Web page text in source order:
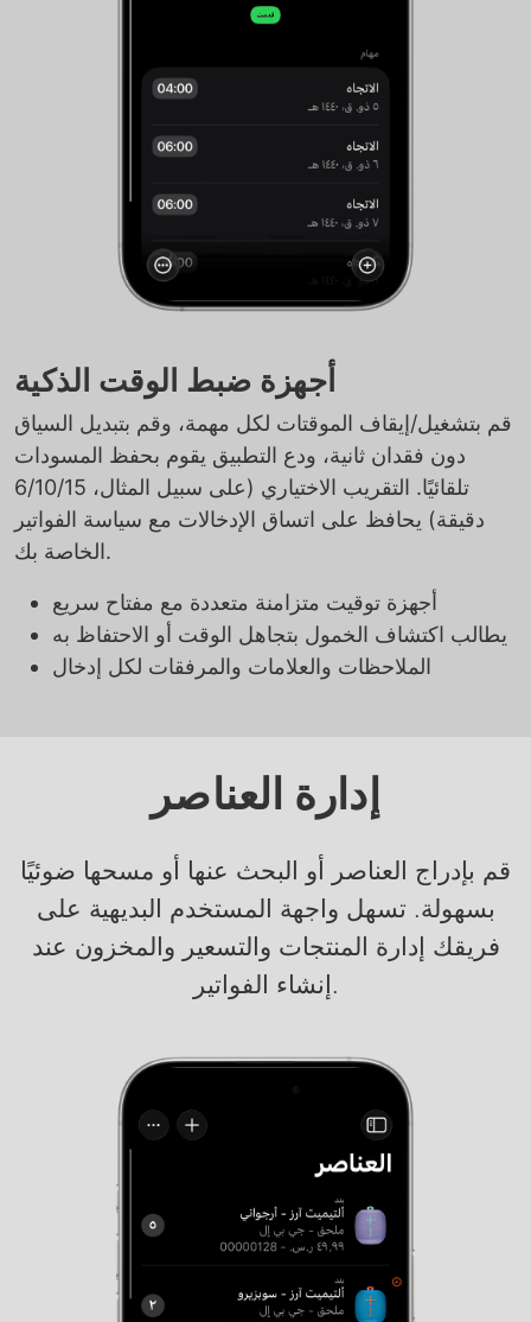
أجهزة ضبط الوقت الذكية
قم بتشغيل/إيقاف الموقتات لكل مهمة، وقم بتبديل السياق
دون فقدان ثانية، ودع التطبيق يقوم بحفظ المسودات
تلقائيًا. التقريب الاختياري (على سبيل المثال، 6/10/15
دقيقة) يحافظ على اتساق الإدخالات مع سياسة الفواتير
الخاصة بك.
أجهزة توقيت متزامنة متعددة مع مفتاح سريع
يطالب اكتشاف الخمول بتجاهل الوقت أو الاحتفاظ به
الملاحظات والعلامات والمرفقات لكل إدخال
إدارة العناصر
قم بإدراج العناصر أو البحث عنها أو مسحها ضوئيًا
بسهولة. تسهل واجهة المستخدم البديهية على
فريقك إدارة المنتجات والتسعير والمخزون عند
إنشاء الفواتير.